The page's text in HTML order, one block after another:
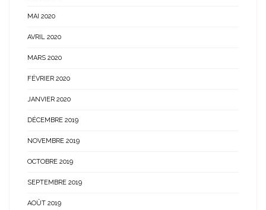
MAI 2020
AVRIL 2020
MARS 2020
FÉVRIER 2020
JANVIER 2020
DÉCEMBRE 2019
NOVEMBRE 2019
OCTOBRE 2019
SEPTEMBRE 2019
AOÛT 2019